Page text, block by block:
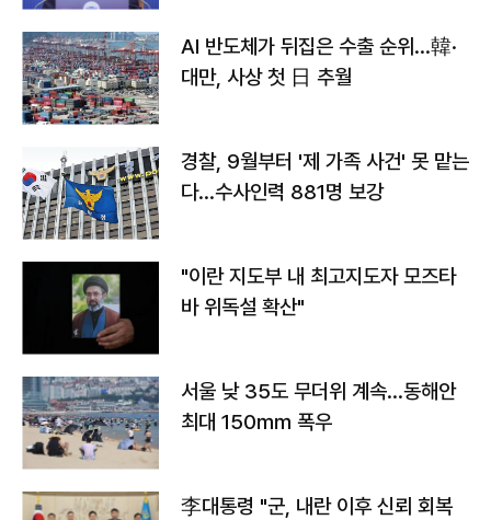
AI 반도체가 뒤집은 수출 순위…韓·
대만, 사상 첫 日 추월
경찰, 9월부터 '제 가족 사건' 못 맡는
다…수사인력 881명 보강
"이란 지도부 내 최고지도자 모즈타
바 위독설 확산"
서울 낮 35도 무더위 계속…동해안
최대 150㎜ 폭우
李대통령 "군, 내란 이후 신뢰 회복